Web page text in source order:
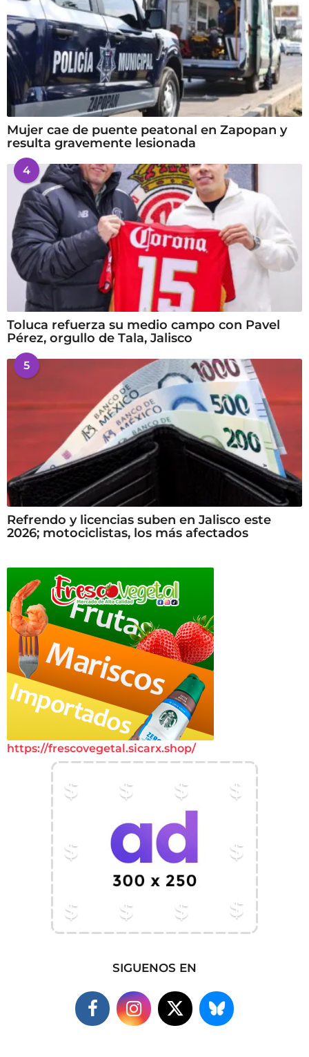
Mujer cae de puente peatonal en Zapopan y
resulta gravemente lesionada
4
Toluca refuerza su medio campo con Pavel
Pérez, orgullo de Tala, Jalisco
5
Refrendo y licencias suben en Jalisco este
2026; motociclistas, los más afectados
https://frescovegetal.sicarx.shop/
SIGUENOS EN